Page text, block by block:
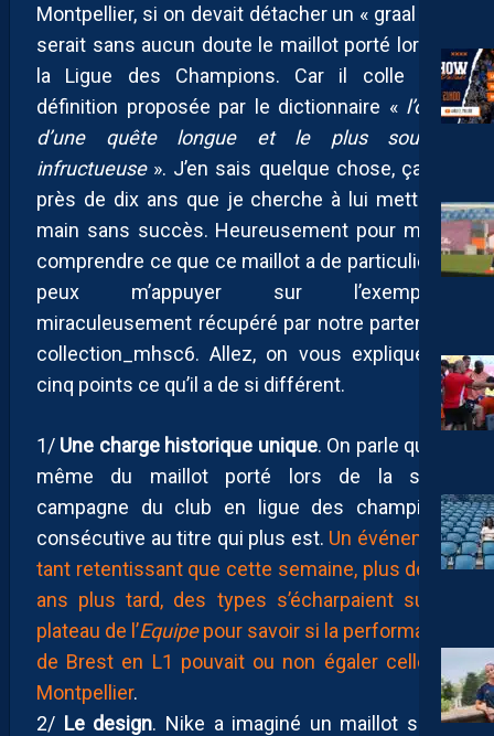
Montpellier, si on devait détacher un « graal » ce
serait sans aucun doute le maillot porté lors de
la Ligue des Champions. Car il colle à la
définition proposée par le dictionnaire « l’objet
d’une quête longue et le plus souvent
infructueuse». J’en sais quelque chose, ça fait
près de dix ans que je cherche à lui mettre la
main sans succès. Heureusement pour mieux
comprendre ce que ce maillot a de particulier, je
peux m’appuyer sur l’exemplaire
miraculeusement récupéré par notre partenaire
collection_mhsc6. Allez, on vous explique en
cinq points ce qu’il a de si différent.
1/ Une charge historique unique. On parle quand
même du maillot porté lors de la seule
campagne du club en ligue des champions,
consécutive au titre qui plus est. Un événement
tant retentissant que cette semaine, plus de dix
ans plus tard, des types s’écharpaient sur le
plateau de l’Equipepour savoir si la performance
de Brest en L1 pouvait ou non égaler celle de
Montpellier.
2/ Le design. Nike a imaginé un maillot sobre